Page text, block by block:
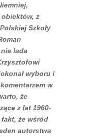
z
Szkoły
lada
wyboru i
komentarzem w
że
z lat 1960-
fakt, że wśród
autorstwa